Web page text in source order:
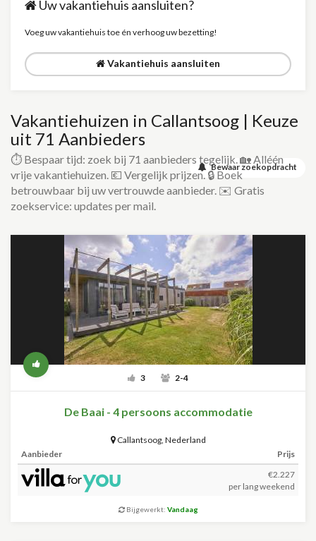
Uw vakantiehuis aansluiten?
Voeg uw vakantiehuis toe én verhoog uw bezetting!
Vakantiehuis aansluiten
Bewaar zoekopdracht
Vakantiehuizen in Callantsoog | Keuze
uit 71 Aanbieders
⏱️ Bespaar tijd: zoek bij 71 aanbieders tegelijk. 🏡 Alléén
vrije vakantiehuizen. 💶 Vergelijk prijzen. 🔒 Boek
betrouwbaar bij uw vertrouwde aanbieder. ✉️ Gratis
zoekservice: updates per mail.
3 2-4
De Baai - 4 persoons accommodatie
Callantsoog, Nederland
Aanbieder
Prijs
€2.227
per lang weekend
Bijgewerkt: Vandaag